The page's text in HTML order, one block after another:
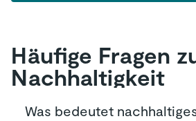
Japan) und aufstrebenden
China, Indien, Brasilien)
Der Anlagefokus desHUK
mit mehr als 8.000
Häufige Fragen
Nachhaltigkeit
Was bedeutet